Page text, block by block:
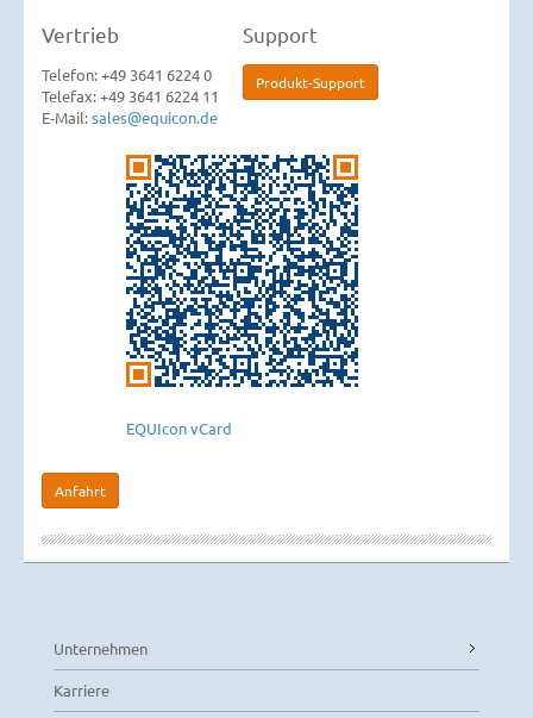
Vertrieb
Telefon: +49 3641 6224 0
Telefax: +49 3641 6224 11
E-Mail:sales@equicon.de
Support
Produkt-Support
EQUIcon vCard
Anfahrt
Unternehmen
Karriere